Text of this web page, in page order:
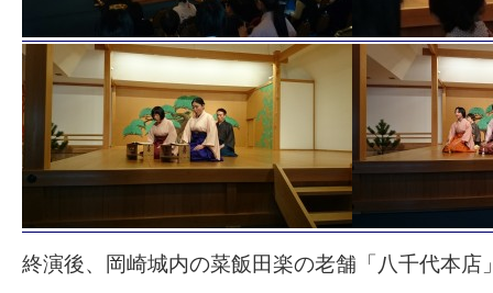
終演後、岡崎城内の菜飯田楽の老舗「八千代本店